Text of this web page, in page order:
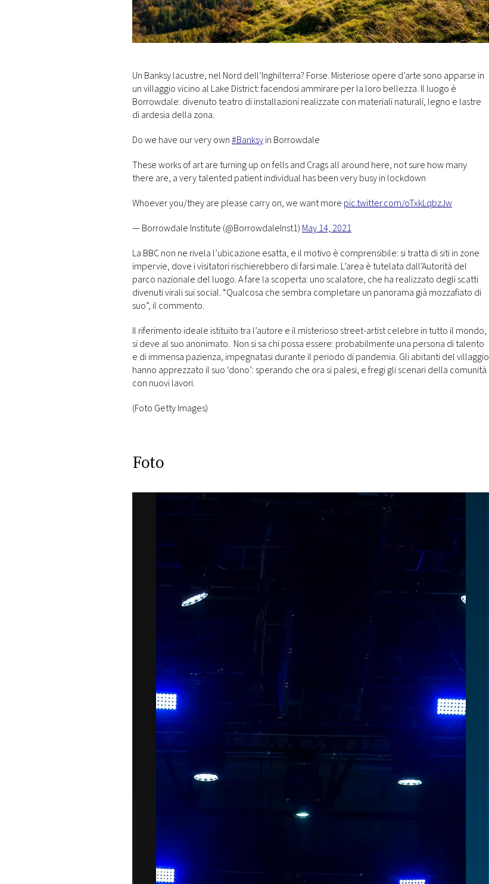
DI
MONACO
Un Banksy lacustre, nel Nord dell’Inghilterra? Forse. Misteriose opere d’arte sono apparse in
un villaggio vicino al Lake District: facendosi ammirare per la loro bellezza. Il luogo è
Borrowdale: divenuto teatro di installazioni realizzate con materiali naturali, legno e lastre
di ardesia della zona.
Do we have our very own#Banksyin Borrowdale
These works of art are turning up on fells and Crags all around here, not sure how many
there are, a very talented patient individual has been very busy in lockdown
Whoever you/they are please carry on, we want more pic.twitter.com/oTxkLqbzJw
— Borrowdale Institute (@BorrowdaleInst1) May 14, 2021
La BBC non ne rivela l’ubicazione esatta, e il motivo è comprensibile: si tratta di siti in zone
impervie, dove i visitatori rischierebbero di farsi male. L’area è tutelata dall’Autorità del
parco nazionale del luogo. A fare la scoperta: uno scalatore, che ha realizzato degli scatti
divenuti virali sui social. “Qualcosa che sembra completare un panorama già mozzafiato di
suo”, il commento.
Il riferimento ideale istituito tra l’autore e il misterioso street-artist celebre in tutto il mondo,
si deve al suo anonimato. Non si sa chi possa essere: probabilmente una persona di talento
e di immensa pazienza, impegnatasi durante il periodo di pandemia. Gli abitanti del villaggio
hanno apprezzato il suo ‘dono’: sperando che ora si palesi, e fregi gli scenari della comunità
con nuovi lavori.
(Foto Getty Images)
Foto